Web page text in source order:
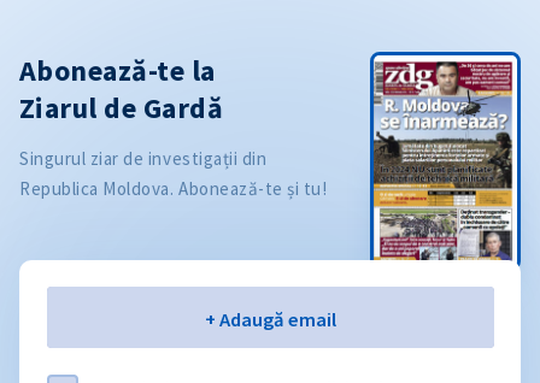
Abonează-te la
Ziarul de Gardă
Singurul ziar de investigații din
Republica Moldova. Abonează-te și tu!
+ Adaugă email